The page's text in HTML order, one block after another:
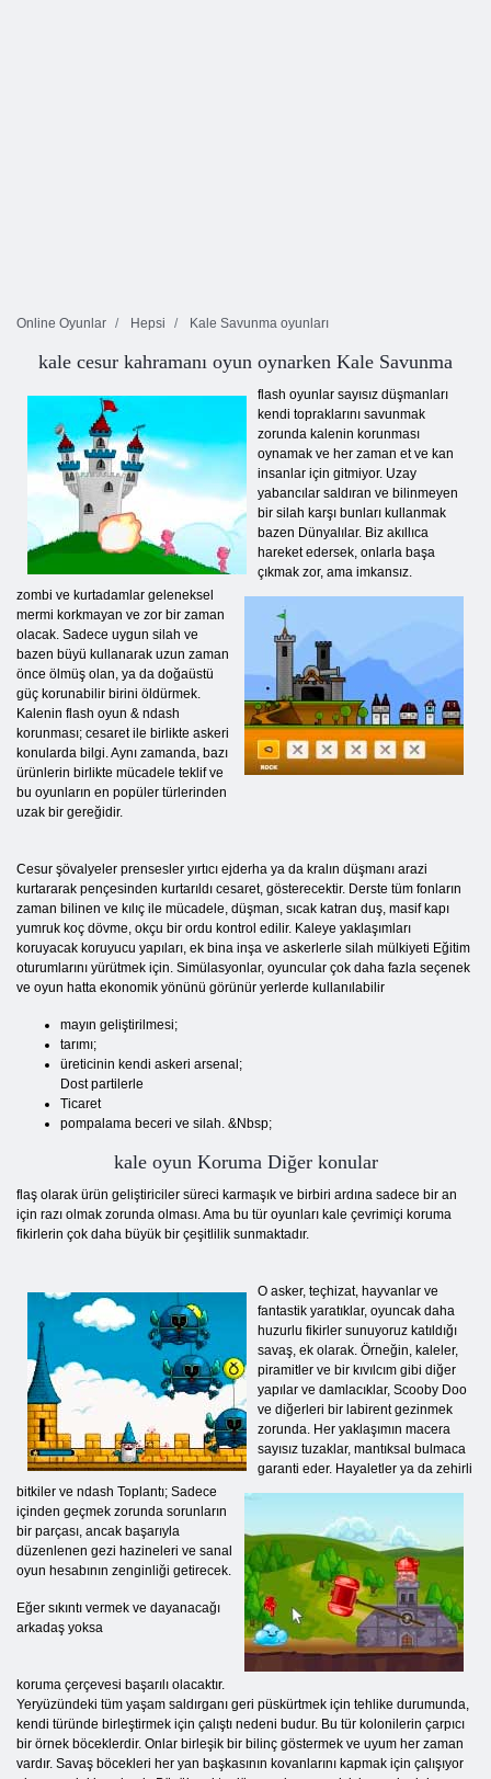
Online Oyunlar Hepsi Kale Savunma oyunları
kale cesur kahramanı oyun oynarken Kale Savunma
flash oyunlar sayısız düşmanları
kendi topraklarını savunmak
zorunda kalenin korunması
oynamak ve her zaman et ve kan
insanlar için gitmiyor. Uzay
yabancılar saldıran ve bilinmeyen
bir silah karşı bunları kullanmak
bazen Dünyalılar. Biz akıllıca
hareket edersek, onlarla başa
çıkmak zor, ama imkansız.
zombi ve kurtadamlar geleneksel
mermi korkmayan ve zor bir zaman
olacak. Sadece uygun silah ve
bazen büyü kullanarak uzun zaman
önce ölmüş olan, ya da doğaüstü
güç korunabilir birini öldürmek.
Kalenin flash oyun & ndash
korunması; cesaret ile birlikte askeri
konularda bilgi. Aynı zamanda, bazı
ürünlerin birlikte mücadele teklif ve
bu oyunların en popüler türlerinden
uzak bir gereğidir.
Cesur şövalyeler prensesler yırtıcı ejderha ya da kralın düşmanı arazi
kurtararak pençesinden kurtarıldı cesaret, gösterecektir. Derste tüm fonların
zaman bilinen ve kılıç ile mücadele, düşman, sıcak katran duş, masif kapı
yumruk koç dövme, okçu bir ordu kontrol edilir. Kaleye yaklaşımları
koruyacak koruyucu yapıları, ek bina inşa ve askerlerle silah mülkiyeti Eğitim
oturumlarını yürütmek için. Simülasyonlar, oyuncular çok daha fazla seçenek
ve oyun hatta ekonomik yönünü görünür yerlerde kullanılabilir
mayın geliştirilmesi;
tarımı;
üreticinin kendi askeri arsenal;
Dost partilerle
Ticaret
pompalama beceri ve silah. &Nbsp;
kale oyun Koruma Diğer konular
flaş olarak ürün geliştiriciler süreci karmaşık ve birbiri ardına sadece bir an
için razı olmak zorunda olması. Ama bu tür oyunları kale çevrimiçi koruma
fikirlerin çok daha büyük bir çeşitlilik sunmaktadır.
O asker, teçhizat, hayvanlar ve
fantastik yaratıklar, oyuncak daha
huzurlu fikirler sunuyoruz katıldığı
savaş, ek olarak. Örneğin, kaleler,
piramitler ve bir kıvılcım gibi diğer
yapılar ve damlacıklar, Scooby Doo
ve diğerleri bir labirent gezinmek
zorunda. Her yaklaşımın macera
sayısız tuzaklar, mantıksal bulmaca
garanti eder. Hayaletler ya da zehirli
bitkiler ve ndash Toplantı; Sadece
içinden geçmek zorunda sorunların
bir parçası, ancak başarıyla
düzenlenen gezi hazineleri ve sanal
oyun hesabının zenginliği getirecek.
Eğer sıkıntı vermek ve dayanacağı
arkadaş yoksa
koruma çerçevesi başarılı olacaktır.
Yeryüzündeki tüm yaşam saldırganı geri püskürtmek için tehlike durumunda,
kendi türünde birleştirmek için çalıştı nedeni budur. Bu tür kolonilerin çarpıcı
bir örnek böceklerdir. Onlar birleşik bir bilinç göstermek ve uyum her zaman
vardır. Savaş böcekleri her yan başkasının kovanlarını kapmak için çalışıyor